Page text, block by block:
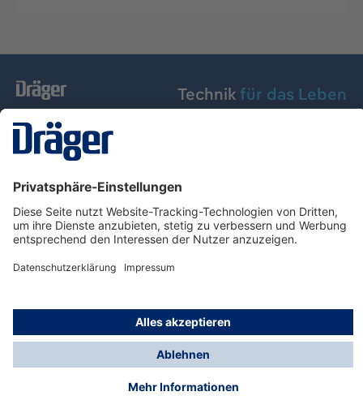
Technik für das Leben
Dräger Austria GmbH
Über Dräger
Informationen
© Dräger Austria GmbH, 2024
* Alle Preise exkl. gesetzl. Mehrwertsteuer zzgl.
Versandkosten und ggf. Nachnahmegebühren, wenn
nicht anders angegeben.